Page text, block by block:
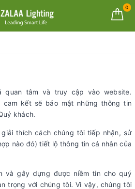
0
quan tâm và truy cập vào website.
cam kết sẽ bảo mật những thông tin
khách.
thích cách chúng tôi tiếp nhận, sử
nào đó) tiết lộ thông tin cá nhân của
và gây dựng được niềm tin cho quý
trọng với chúng tôi. Vì vậy, chúng tôi